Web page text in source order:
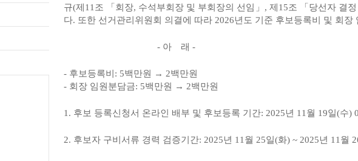
규(제 11 조 「 회장, 수석부회장 및 부회장의 선임 」 , 제 15조 「 당선자 결정
다. 또한 선거관리위원회 의결에 따라 2026년도 기준 후보등록비 및 회
- 아 래 -
- 후보등록비 : 5백만원 → 2백만원
- 회장 임원분담금: 5백만원 → 2백만원
1. 후보 등록신청서 온라인 배부 및 후보등록 기간: 2025년 11 월 19일(수)
2. 후보자 구비서류 경력 검증기간: 2025년 11 월 25일(화) ~ 2025년 11 월